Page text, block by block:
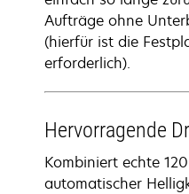
Aufträge ohne
(hierfür ist die
erforderlich).
Hervorragende
Kombiniert echte
automatischer